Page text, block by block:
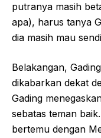
putranya masih
apa), harus tanya
dia masih mau
Belakangan,
dikabarkan dekat
Gading
sebatas teman
bertemu dengan